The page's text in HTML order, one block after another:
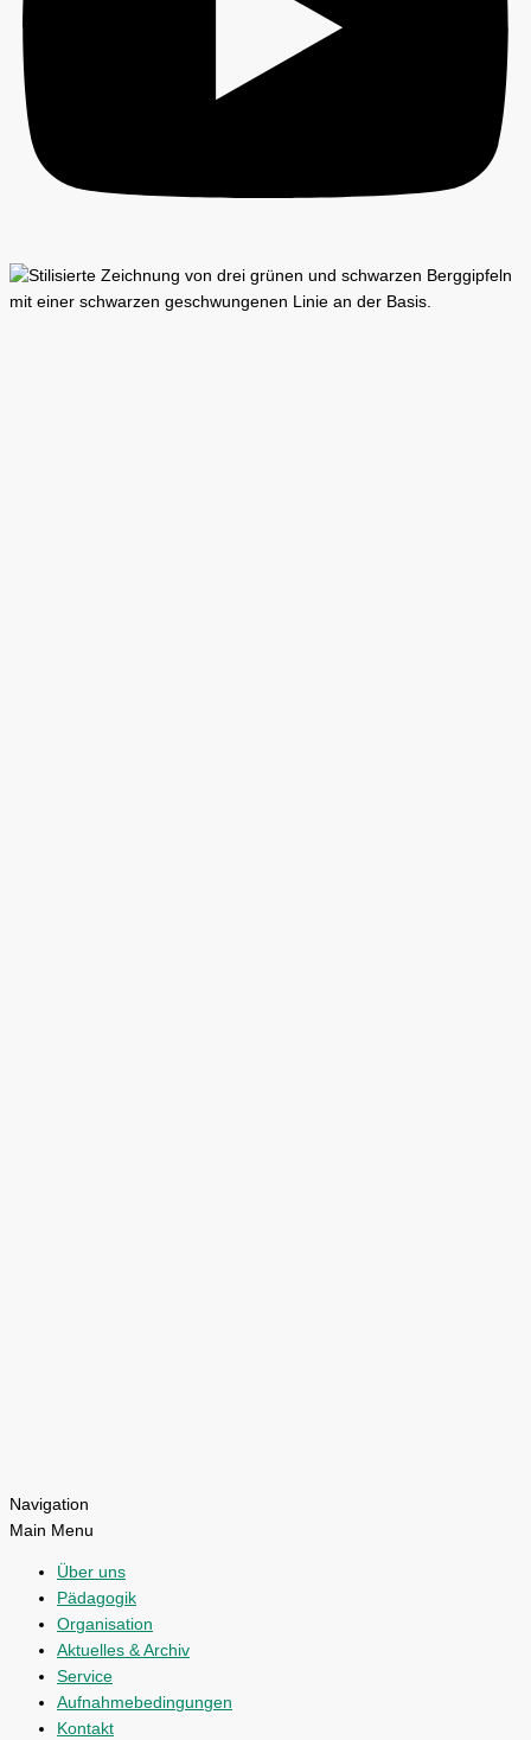
Navigation
Main Menu
Über uns
Pädagogik
Organisation
Aktuelles & Archiv
Service
Aufnahmebedingungen
Kontakt